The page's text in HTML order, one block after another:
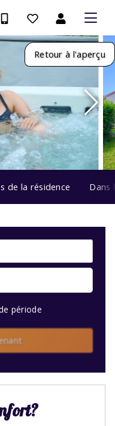
Retour à l'aperçu
de la résidence Dans
période